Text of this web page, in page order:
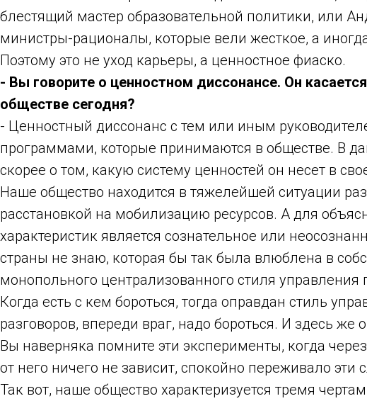
блестящий мастер образовательной политики, или
министры-рационалы, которые вели жесткое, а
Поэтому это не уход карьеры, а ценностное фиаско.
- Вы говорите о ценностном диссонансе. Он
обществе сегодня?
- Ценностный диссонанс с тем или иным
программами, которые принимаются в обществе. В
скорее о том, какую систему ценностей он несет в
Наше общество находится в тяжелейшей ситуации
расстановкой на мобилизацию ресурсов. А для
характеристик является сознательное или
страны не знаю, которая бы так была влюблена в
монопольного централизованного стиля управления
Когда есть с кем бороться, тогда оправдан стиль
разговоров, впереди враг, надо бороться. И здесь
Вы наверняка помните эти эксперименты, когда
от него ничего не зависит, спокойно переживало
Так вот, наше общество характеризуется тремя